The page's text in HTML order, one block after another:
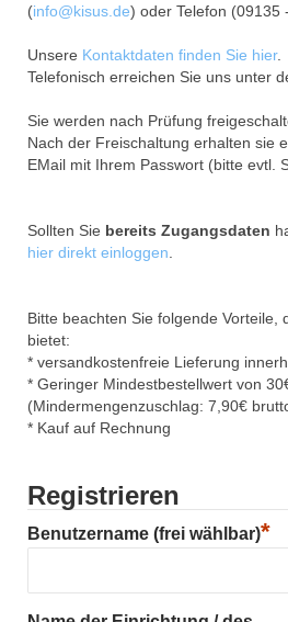
(info@kisus.de) oder Telefon (09135
Unsere Kontaktdaten finden Sie hier.
Telefonisch erreichen Sie uns unter
Sie werden nach Prüfung
Nach der Freischaltung erhalten sie
EMail mit Ihrem Passwort (bitte evtl.
Sollten Sie bereits Zugangsdaten
hier direkt einloggen
Bitte beachten Sie folgende Vorteile,
bietet:
* versandkostenfreie Lieferung
* Geringer Mindestbestellwert von
(Mindermengenzuschlag: 7,90€
* Kauf auf Rechnung
Registrieren
Benutzername (frei wählbar)*